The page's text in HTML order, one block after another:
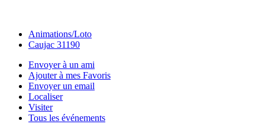
Animations/Loto
Caujac 31190
Envoyer à un ami
Ajouter à mes Favoris
Envoyer un email
Localiser
Visiter
Tous les événements